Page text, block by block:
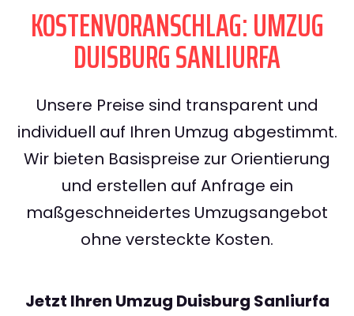
KOSTENVORANSCHLAG: UMZUG
DUISBURG SANLIURFA
Unsere Preise sind transparent und
individuell auf Ihren Umzug abgestimmt.
Wir bieten Basispreise zur Orientierung
und erstellen auf Anfrage ein
maßgeschneidertes Umzugsangebot
ohne versteckte Kosten.
Jetzt Ihren Umzug Duisburg Sanliurfa